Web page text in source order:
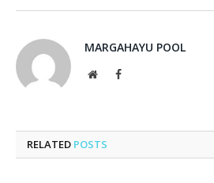
MARGAHAYU POOL
WebsiteFacebook
RELATED POSTS